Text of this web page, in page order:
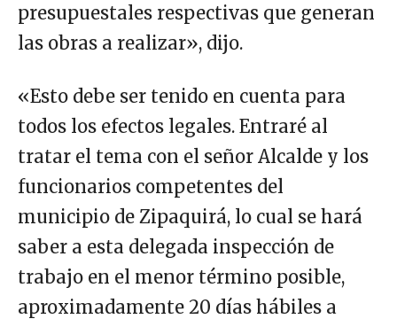
presupuestales respectivas que generan
las obras a realizar», dijo.
«Esto debe ser tenido en cuenta para
todos los efectos legales. Entraré al
tratar el tema con el señor Alcalde y los
funcionarios competentes del
municipio de Zipaquirá, lo cual se hará
saber a esta delegada inspección de
trabajo en el menor término posible,
aproximadamente 20 días hábiles a